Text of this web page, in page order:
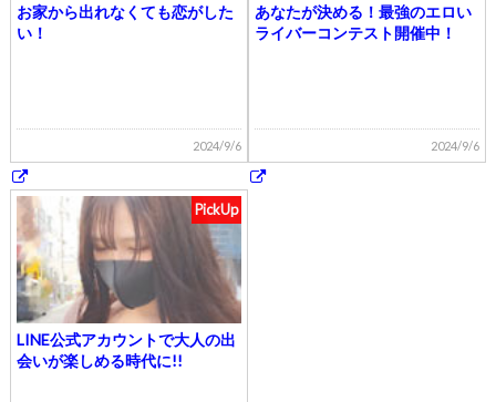
お家から出れなくても恋がした
い！
2024/9/6
あなたが決める！最強のエロい
ライバーコンテスト開催中！
2024/9/6
PickUp
LINE公式アカウントで大人の出
会いが楽しめる時代に!!